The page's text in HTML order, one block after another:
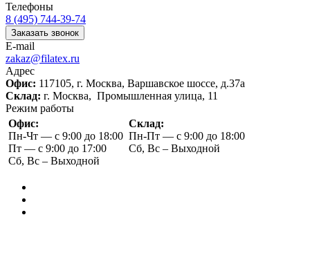
Телефоны
8 (495) 744-39-74
Заказать звонок
E-mail
zakaz@filatex.ru
Адрес
Офис: 117105, г. Москва, Варшавское шоссе, д.37а
Склад: г. Москва, Промышленная улица, 11
Режим работы
Офис:
Пн-Чт — с 9:00 до 18:00
Пт — с 9:00 до 17:00
Сб, Вс – Выходной
Склад:
Пн-Пт — с 9:00 до 18:00
Сб, Вс – Выходной